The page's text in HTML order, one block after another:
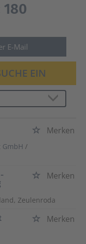
180
E-Mail
EIN
Merken
/
Merken
Zeulenroda
Merken